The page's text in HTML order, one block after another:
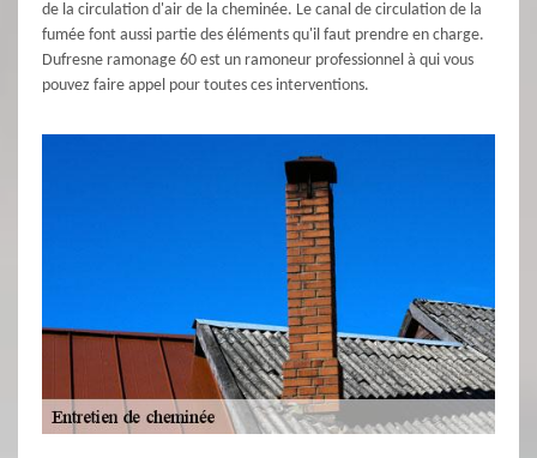
de la circulation d'air de la cheminée. Le canal de circulation de la
fumée font aussi partie des éléments qu'il faut prendre en charge.
Dufresne ramonage 60 est un ramoneur professionnel à qui vous
pouvez faire appel pour toutes ces interventions.